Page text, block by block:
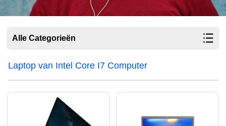
Alle Categorieën
Laptop van Intel Core I7 Computer